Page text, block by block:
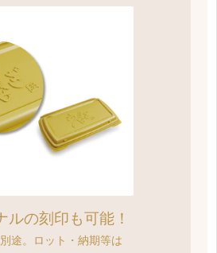
ルの刻印も可能！
途。ロット・納期等は